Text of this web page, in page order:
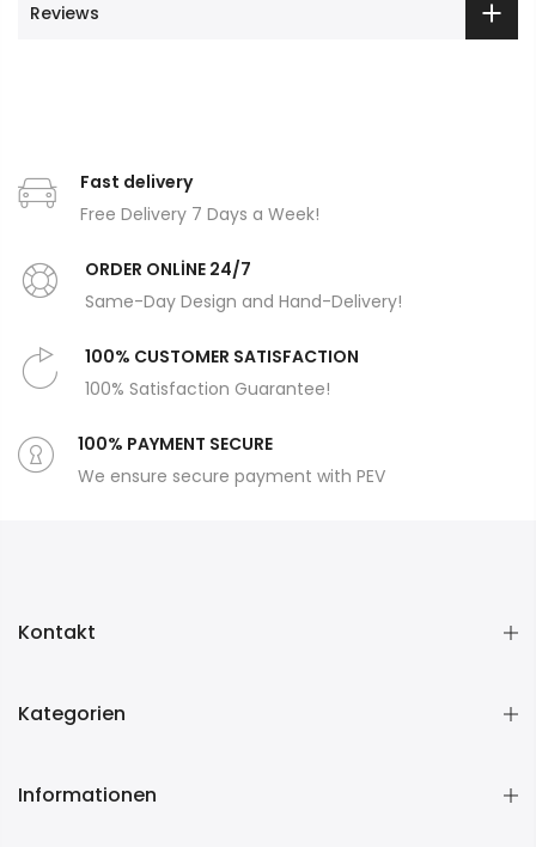
Reviews
Fast delivery
Free Delivery 7 Days a Week!
ORDER ONLİNE 24/7
Same-Day Design and Hand-Delivery!
100% CUSTOMER SATISFACTION
100% Satisfaction Guarantee!
100% PAYMENT SECURE
We ensure secure payment with PEV
Kontakt
Kategorien
Informationen